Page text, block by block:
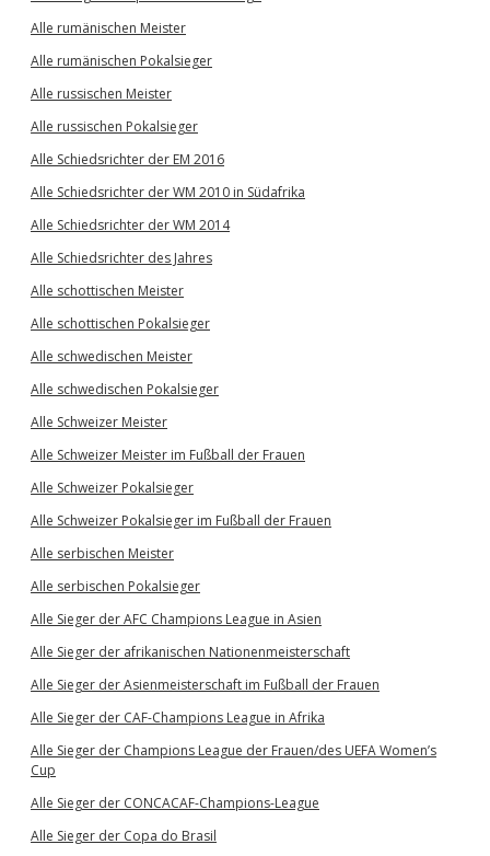
Alle rumänischen Meister
Alle rumänischen Pokalsieger
Alle russischen Meister
Alle russischen Pokalsieger
Alle Schiedsrichter der EM 2016
Alle Schiedsrichter der WM 2010 in Südafrika
Alle Schiedsrichter der WM 2014
Alle Schiedsrichter des Jahres
Alle schottischen Meister
Alle schottischen Pokalsieger
Alle schwedischen Meister
Alle schwedischen Pokalsieger
Alle Schweizer Meister
Alle Schweizer Meister im Fußball der Frauen
Alle Schweizer Pokalsieger
Alle Schweizer Pokalsieger im Fußball der Frauen
Alle serbischen Meister
Alle serbischen Pokalsieger
Alle Sieger der AFC Champions League in Asien
Alle Sieger der afrikanischen Nationenmeisterschaft
Alle Sieger der Asienmeisterschaft im Fußball der Frauen
Alle Sieger der CAF-Champions League in Afrika
Alle Sieger der Champions League der Frauen/des UEFA Women’s
Cup
Alle Sieger der CONCACAF-Champions-League
Alle Sieger der Copa do Brasil